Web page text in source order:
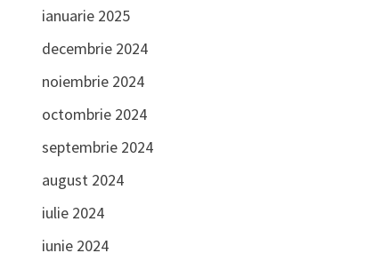
ianuarie 2025
decembrie 2024
noiembrie 2024
octombrie 2024
septembrie 2024
august 2024
iulie 2024
iunie 2024